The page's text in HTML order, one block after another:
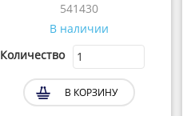
541430
В наличии
Количество
В КОРЗИНУ